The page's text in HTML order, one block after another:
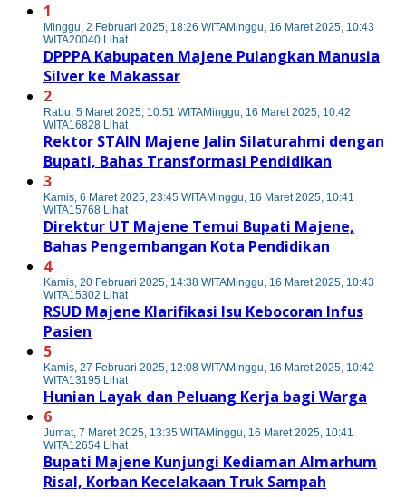
1
Minggu, 2 Februari 2025, 18:26 WITAMinggu, 16 Maret 2025, 10:43
WITA20040 Lihat
DPPPA Kabupaten Majene Pulangkan Manusia
Silver ke Makassar
2
Rabu, 5 Maret 2025, 10:51 WITAMinggu, 16 Maret 2025, 10:42
WITA16828 Lihat
Rektor STAIN Majene Jalin Silaturahmi dengan
Bupati, Bahas Transformasi Pendidikan
3
Kamis, 6 Maret 2025, 23:45 WITAMinggu, 16 Maret 2025, 10:41
WITA15768 Lihat
Direktur UT Majene Temui Bupati Majene,
Bahas Pengembangan Kota Pendidikan
4
Kamis, 20 Februari 2025, 14:38 WITAMinggu, 16 Maret 2025, 10:43
WITA15302 Lihat
RSUD Majene Klarifikasi Isu Kebocoran Infus
Pasien
5
Kamis, 27 Februari 2025, 12:08 WITAMinggu, 16 Maret 2025, 10:42
WITA13195 Lihat
Hunian Layak dan Peluang Kerja bagi Warga
6
Jumat, 7 Maret 2025, 13:35 WITAMinggu, 16 Maret 2025, 10:41
WITA12654 Lihat
Bupati Majene Kunjungi Kediaman Almarhum
Risal, Korban Kecelakaan Truk Sampah